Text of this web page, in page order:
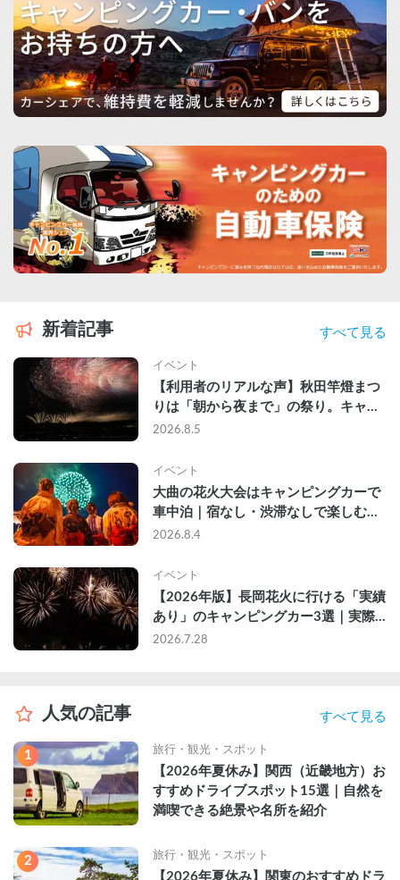
新着記事 すべて見る
イベント
【利用者のリアルな声】秋田竿燈まつ
りは「朝から夜まで」の祭り。キャン
ピングカーで行った2組の記録
2026.8.5
イベント
大曲の花火大会はキャンピングカーで
車中泊｜宿なし・渋滞なしで楽しむ
2026年完全ガイド
2026.8.4
イベント
【2026年版】長岡花火に行ける「実績
あり」のキャンピングカー3選｜実際
に利用したゲストのレビュー付き
2026.7.28
人気の記事 すべて見る
1 旅行・観光・スポット
【2026年夏休み】関西（近畿地方）お
すすめドライブスポット15選｜自然を
満喫できる絶景や名所を紹介
2 旅行・観光・スポット
【2026年夏休み】関東のおすすめドラ